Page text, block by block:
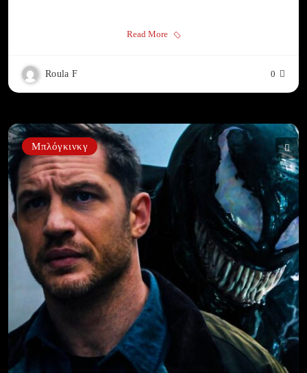
Read More
Roula F 0
Μπλόγκινκγ